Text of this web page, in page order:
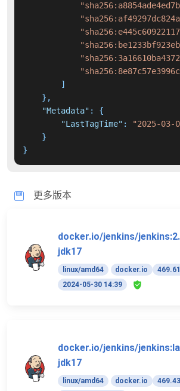
]
} ,
"Metadata" :
{
"LastTagTime" :
"2025-03-
}
}
更多版本
docker.io/jenkins/
jdk17
linux/amd64 docker.io
2024-05-30 14:39
docker.io/jenkins/
jdk17
linux/amd64 docker.io